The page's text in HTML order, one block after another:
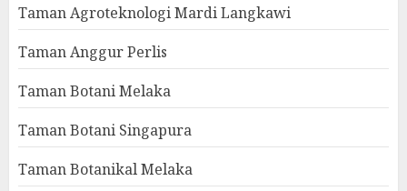
Taman Agroteknologi Mardi Langkawi
Taman Anggur Perlis
Taman Botani Melaka
Taman Botani Singapura
Taman Botanikal Melaka